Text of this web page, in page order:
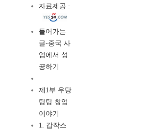
자료제공 :
들어가는
글-중국 사
업에서 성
공하기
제1부 우당
탕탕 창업
이야기
1. 갑작스